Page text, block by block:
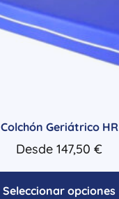
Colchón Geriátrico HR
Desde 147,50 €
Seleccionar opciones